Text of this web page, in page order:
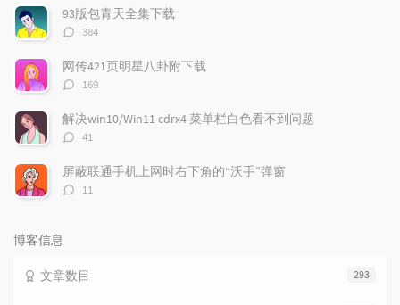
数：
93版包青天全集下载
评
数：
384
网传421页明星八卦附下载
评
数：
169
解决win10/Win11 cdrx4 菜单栏白色看不到问题
评
数：
41
屏蔽联通手机上网时右下角的“沃手”弹窗
评
11
博客信息
293
文章数目